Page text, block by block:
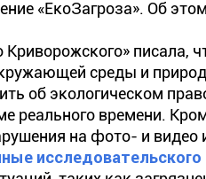
«ЕкоЗагроза». Об
Криворожского» писала,
среды и
об экологическом
реального времени.
на фото- и
исследовательского